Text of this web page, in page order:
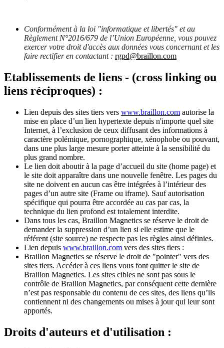
Conformément à la loi "informatique et libertés" et au
Règlement N°2016/679 de l’Union Européenne, vous pouvez
exercer votre droit d'accès aux données vous concernant et les
faire rectifier en contactant : rgpd@braillon.com
Etablissements de liens - (cross linking ou
liens réciproques) :
Lien depuis des sites tiers vers www.braillon.com autorise la
mise en place d’un lien hypertexte depuis n'importe quel site
Internet, à l’exclusion de ceux diffusant des informations à
caractère polémique, pornographique, xénophobe ou pouvant,
dans une plus large mesure porter atteinte à la sensibilité du
plus grand nombre.
Le lien doit aboutir à la page d’accueil du site (home page) et
le site doit apparaître dans une nouvelle fenêtre. Les pages du
site ne doivent en aucun cas être intégrées à l’intérieur des
pages d’un autre site (Frame ou iframe). Sauf autorisation
spécifique qui pourra être accordée au cas par cas, la
technique du lien profond est totalement interdite.
Dans tous les cas, Braillon Magnetics se réserve le droit de
demander la suppression d’un lien si elle estime que le
référent (site source) ne respecte pas les règles ainsi définies.
Lien depuis www.braillon.com vers des sites tiers :
Braillon Magnetics se réserve le droit de "pointer" vers des
sites tiers. Accéder à ces liens vous font quitter le site de
Braillon Magnetics. Les sites cibles ne sont pas sous le
contrôle de Braillon Magnetics, par conséquent cette dernière
n’est pas responsable du contenu de ces sites, des liens qu’ils
contiennent ni des changements ou mises à jour qui leur sont
apportés.
Droits d'auteurs et d'utilisation :